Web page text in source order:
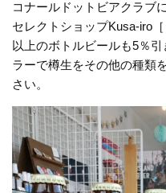
コナールドットビアクラブ
セレクトショップKusa-iro
以上のボトルビールも5％
ラーで樽生をその他の種類
さい。